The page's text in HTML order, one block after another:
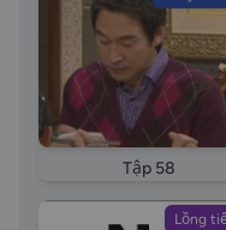
Tập 58
Lồng